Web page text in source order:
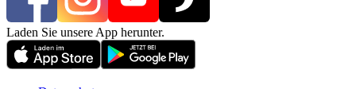
Laden Sie unsere App herunter.